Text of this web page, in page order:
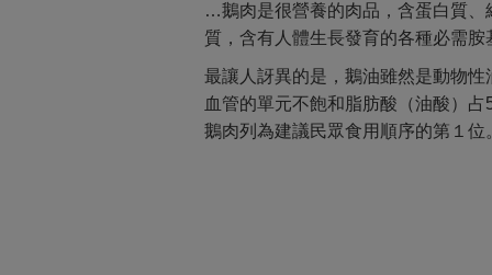
…鵝肉是很營養的肉品，含蛋白質
質，含有人體生長發育的各種必需
最讓人訝異的是，鵝油雖然是動物
血管的單元不飽和脂肪酸（油酸）占
鵝肉列為建議民眾食用順序的第１位